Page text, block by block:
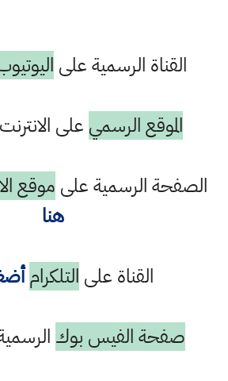
القناة الرسمية على
الموقع الرسمي على
الصفحة الرسمية على موقع
هنا
القناة على التلكرام
صفحة الفيس بوك